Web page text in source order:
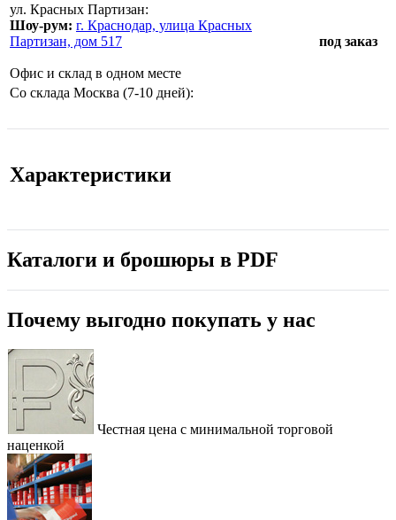
ул. Красных Партизан:
Шоу-рум: г. Краснодар, улица Красных
Партизан, дом 517
Офис и склад в одном месте
под заказ
Со склада Москва (7-10 дней):
Характеристики
Каталоги и брошюры в PDF
Почему выгодно покупать у нас
Честная цена с минимальной торговой
наценкой